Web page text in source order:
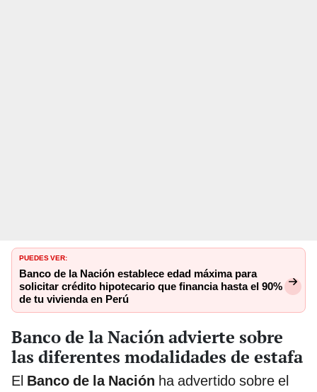
PUEDES VER:
Banco de la Nación establece edad máxima para
solicitar crédito hipotecario que financia hasta el 90%
de tu vivienda en Perú
Banco de la Nación advierte sobre
las diferentes modalidades de estafa
El Banco de la Nación ha advertido sobre el